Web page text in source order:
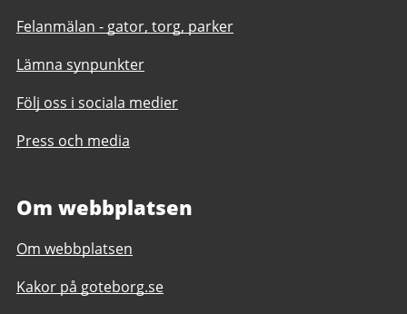
Felanmälan - gator, torg, parker
Lämna synpunkter
Följ oss i sociala medier
Press och media
Om webbplatsen
Om webbplatsen
Kakor på goteborg.se